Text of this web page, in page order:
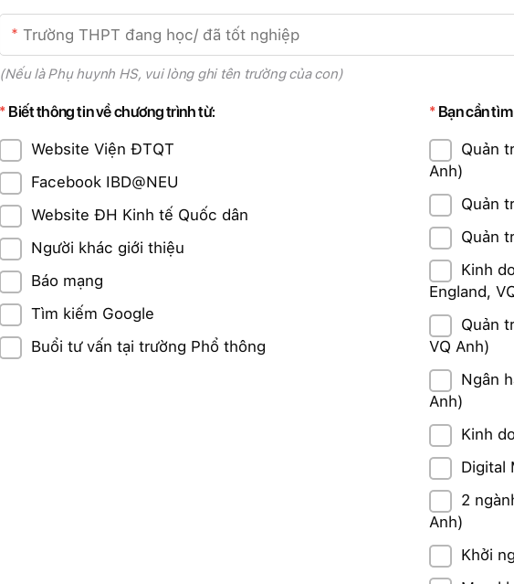
(Nếu là Phụ huynh HS, vui lòng ghi tên trường của con)
Biết thông tin về chương trình từ:
Website Viện ĐTQT
Facebook IBD@NEU
Website ĐH Kinh tế Quốc dân
Người khác giới thiệu
Báo mạng
Tìm kiếm Google
Buổi tư vấn tại trường Phổ thông
Bạn cần
Quản
Anh)
Quản
Quản
Kinh
England,
Quản
VQ Anh)
Ngân
Anh)
Kinh
Digital
2
Anh)
Khởi